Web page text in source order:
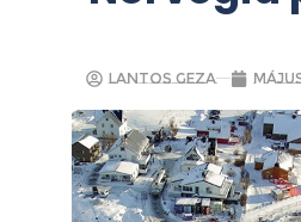
Lantos Geza